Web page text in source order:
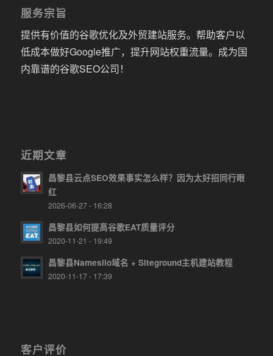
服务宗旨
提供有价值的谷歌优化及外贸建站服务。帮助客户以
低成本做好Google推广，提升网站权重流量。成为国
内靠谱的谷歌SEO公司！
近期文章
昌黎县云点SEO效果事实怎么样？因为太好招同行眼
红
2026-06-27 - 16:28
昌黎县如何提高谷歌EAT质量评分
2020-11-21 - 19:49
昌黎县Namesilo域名 + Siteground主机建站教程
2020-11-17 - 17:39
客户评价